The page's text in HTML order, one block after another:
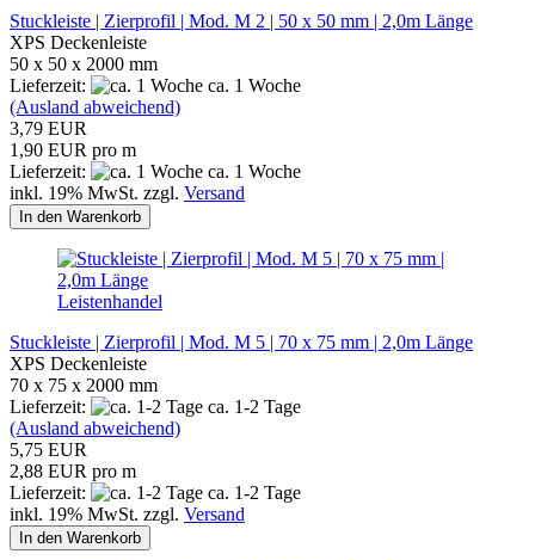
Stuckleiste | Zierprofil | Mod. M 2 | 50 x 50 mm | 2,0m Länge
XPS Deckenleiste
50 x 50 x 2000 mm
Lieferzeit:
ca. 1 Woche
(Ausland abweichend)
3,79 EUR
1,90 EUR pro m
Lieferzeit:
ca. 1 Woche
inkl. 19% MwSt. zzgl. Versand
In den Warenkorb
Leistenhandel
Stuckleiste | Zierprofil | Mod. M 5 | 70 x 75 mm | 2,0m Länge
XPS Deckenleiste
70 x 75 x 2000 mm
Lieferzeit:
ca. 1-2 Tage
(Ausland abweichend)
5,75 EUR
2,88 EUR pro m
Lieferzeit:
ca. 1-2 Tage
inkl. 19% MwSt. zzgl. Versand
In den Warenkorb